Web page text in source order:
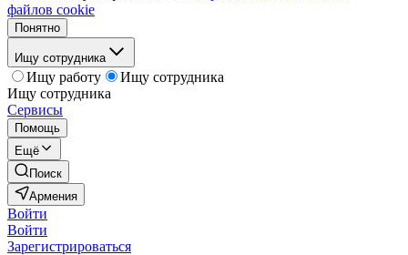
файлов cookie
Понятно
Ищу сотрудника
Ищу работу
Ищу сотрудника
Ищу сотрудника
Сервисы
Помощь
Ещё
Поиск
Армения
Войти
Войти
Зарегистрироваться